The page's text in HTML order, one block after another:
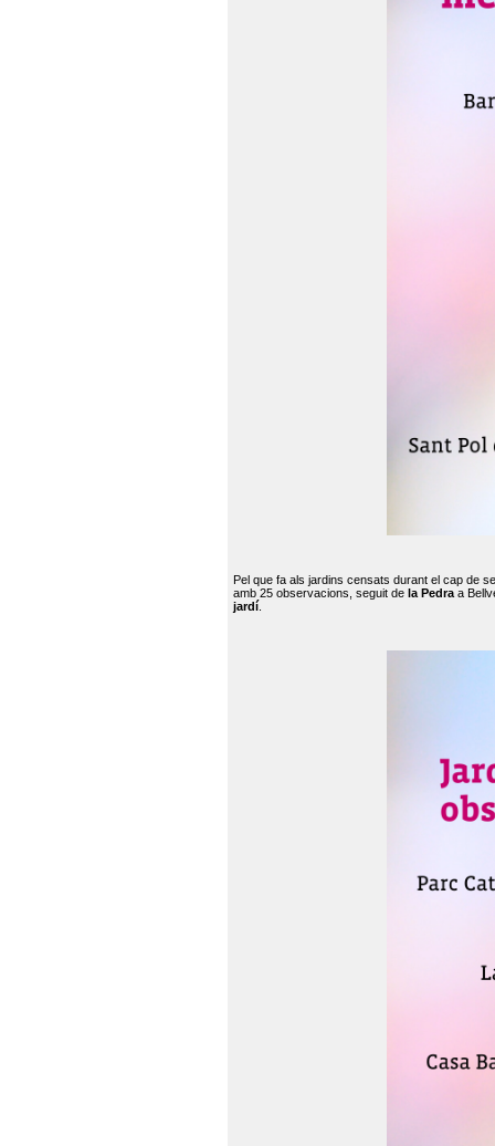
Pel que fa als jardins censats durant el cap de
amb 25 observacions, seguit de la Pedra a
jardí